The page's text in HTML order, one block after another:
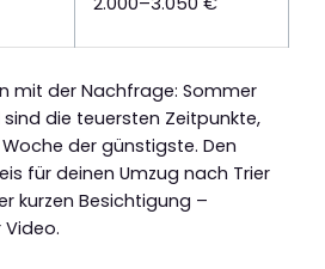
mit der Nachfrage: Sommer
die teuersten Zeitpunkte,
der günstigste. Den
für deinen Umzug nach Trier
kurzen Besichtigung –